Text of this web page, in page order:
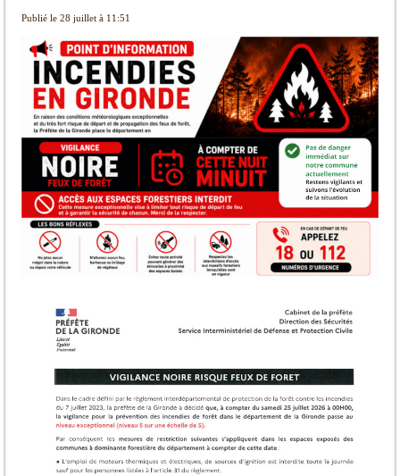
Publié le 28 juillet à 11:51